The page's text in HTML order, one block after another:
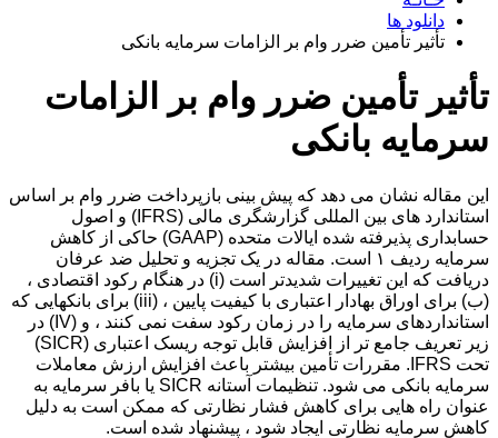
دانلود ها
تأثیر تأمین ضرر وام بر الزامات سرمایه بانکی
تأثیر تأمین ضرر وام بر الزامات
سرمایه بانکی
این مقاله نشان می دهد که پیش بینی بازپرداخت ضرر وام بر اساس
استاندارد های بین المللی گزارشگری مالی (IFRS) و اصول
حسابداری پذیرفته شده ایالات متحده (GAAP) حاکی از کاهش
سرمایه ردیف ۱ است. مقاله در یک تجزیه و تحلیل ضد عرفان
دریافت که این تغییرات شدیدتر است (i) در هنگام رکود اقتصادی ،
(ب) برای اوراق بهادار اعتباری با کیفیت پایین ، (iii) برای بانکهایی که
استانداردهای سرمایه را در زمان رکود سفت نمی کنند ، و (IV) در
زیر تعریف جامع تر از افزایش قابل توجه ریسک اعتباری (SICR)
تحت IFRS. مقررات تأمین بیشتر باعث افزایش ارزش معاملات
سرمایه بانکی می شود. تنظیمات آستانه SICR یا بافر سرمایه به
عنوان راه هایی برای کاهش فشار نظارتی که ممکن است به دلیل
کاهش سرمایه نظارتی ایجاد شود ، پیشنهاد شده است.